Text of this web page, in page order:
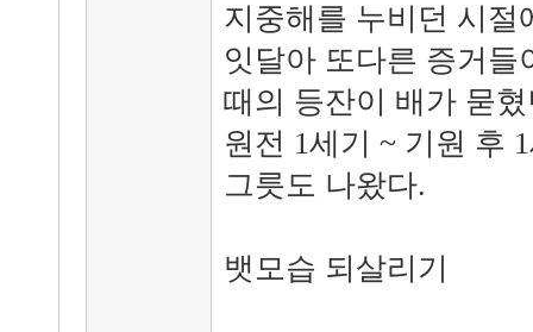
지중해를 누비던 시절
잇달아 또다른 증거들
때의 등잔이 배가 묻
원전 1세기 ~ 기원 후
그릇도 나왔다.
뱃모습 되살리기